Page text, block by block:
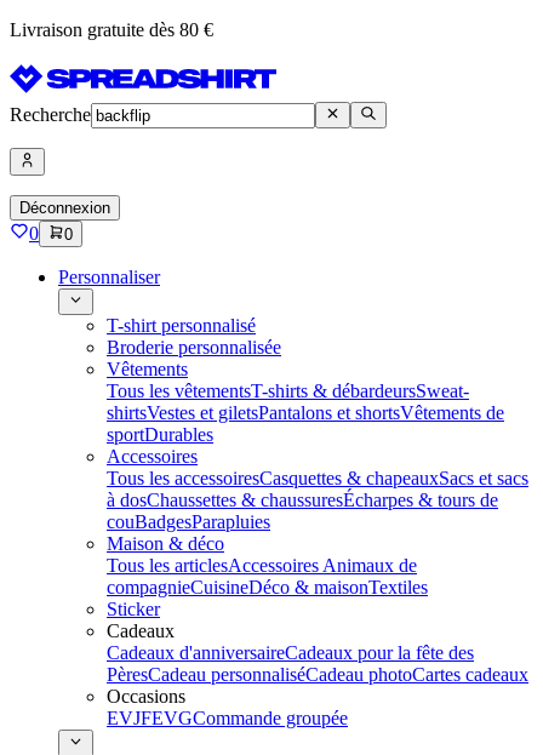
Livraison gratuite dès 80 €
Recherche
Déconnexion
0 0
Personnaliser
T-shirt personnalisé
Broderie personnalisée
Vêtements
Tous les vêtementsT-shirts & débardeursSweat-
shirtsVestes et giletsPantalons et shortsVêtements de
sportDurables
Accessoires
Tous les accessoiresCasquettes & chapeauxSacs et sacs
à dosChaussettes & chaussuresÉcharpes & tours de
couBadgesParapluies
Maison & déco
Tous les articlesAccessoires Animaux de
compagnieCuisineDéco & maisonTextiles
Sticker
Cadeaux
Cadeaux d'anniversaireCadeaux pour la fête des
PèresCadeau personnaliséCadeau photoCartes cadeaux
Occasions
EVJFEVGCommande groupée